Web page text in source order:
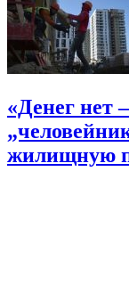
«Денег нет
жилищную